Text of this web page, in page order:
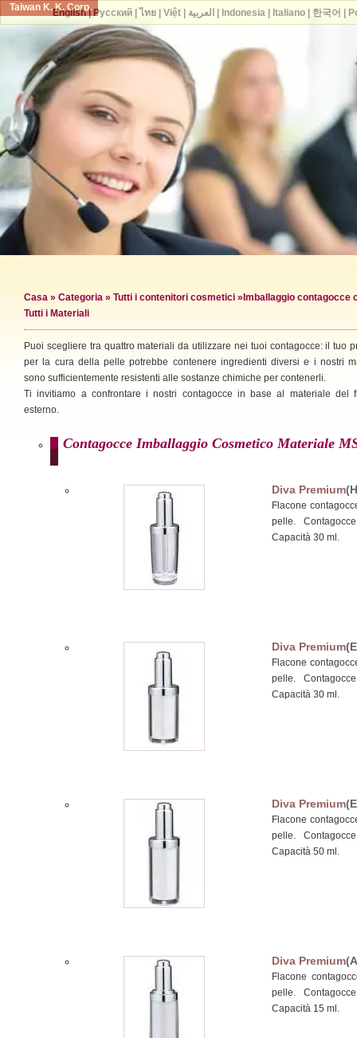
Taiwan K. K. Corp.
Casa » Categoria » Tutti i contenitori cosmetici » Imballaggio contagocce
Tutti i Materiali
Puoi scegliere tra quattro materiali da utilizzare nei tuoi contagocce: il tuo
per la cura della pelle potrebbe contenere ingredienti diversi e i nostri
sono sufficientemente resistenti alle sostanze chimiche per contenerli.
Ti invitiamo a confrontare i nostri contagocce in base al materiale del
esterno.
Contagocce Imballaggio Cosmetico Materiale
Diva Premium
Flacone
pelle.
Capacità 30 ml.
Diva Premium
Flacone
pelle.
Capacità 30 ml.
Diva Premium
Flacone
pelle.
Capacità 50 ml.
Diva Premium
Flacone
pelle.
Capacità 15 ml.
English| Русский| ไทย| Việt| العربية Indonesia| Italiano| 한국어